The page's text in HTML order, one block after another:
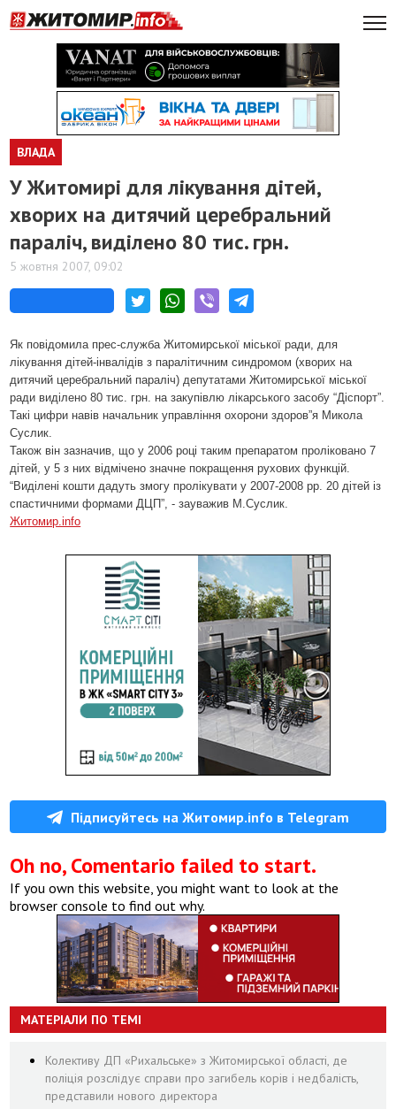
ВЛАДА
У Житомирі для лікування дітей,
хворих на дитячий церебральний
параліч, виділено 80 тис. грн.
5 жовтня 2007, 09:02
Як повідомила прес-служба Житомирської міської ради, для
лікування дітей-інвалідів з паралітичним синдромом (хворих на
дитячий церебральний параліч) депутатами Житомирської міської
ради виділено 80 тис. грн. на закупівлю лікарського засобу “Діспорт”.
Такі цифри навів начальник управління охорони здоров”я Микола
Суслик.
Також він зазначив, що у 2006 році таким препаратом проліковано 7
дітей, у 5 з них відмічено значне покращення рухових функцій.
“Виділені кошти дадуть змогу пролікувати у 2007-2008 рр. 20 дітей із
спастичними формами ДЦП”, - зауважив М.Суслик.
Житомир.info
Підписуйтесь на Житомир.info в Telegram
Oh no, Comentario failed to start.
If you own this website, you might want to look at the
browser console to find out why.
МАТЕРІАЛИ ПО ТЕМІ
Колективу ДП «Рихальське» з Житомирської області, де
поліція розслідує справи про загибель корів і недбалість,
представили нового директора